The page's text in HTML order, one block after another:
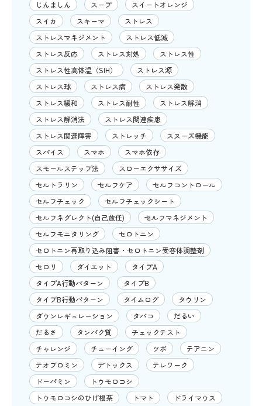
じんましん スープ
スイートオレンジ
スイカ
スキーマ
ストレス
ストレスマネジメント
ストレス低減
ストレス反応
ストレス対処
ストレス性
ストレス性高体温（SIH）
ストレス源
ストレス球
ストレス病
ストレス発散
ストレス緩和
ストレス耐性
ストレス解消
ストレス解消法
ストレス関連疾患
ストレス関連障害
ストレッチ
スヌーズ機能
スパイス
スマホ
スマホ依存
スモールステップ法
スローエクササイズ
セルトラリン
セルフケア
セルフコントロール
セルフチェック
セルフチェックシート
セルフネグレクト(自己放任)
セルフマネジメント
セルフモニタリング
セロトニン
セロトニン再取り込み阻害・セロトニン受容体調整剤
セロリ
ダイエット
タイプA
タイプA行動パターン
タイプB
タイプB行動パターン
タイムログ
タウリン
ダウンレギュレーション
タバコ
だるい
だるさ
タンパク質
チェックテスト
チャレンジ
チューイング ツボ
テアニン
テオブロミン
デトックス
テレワーク
ドーパミン
トウモロコシ
トウモロコシのひげ根茶
トマト
ドライマウス